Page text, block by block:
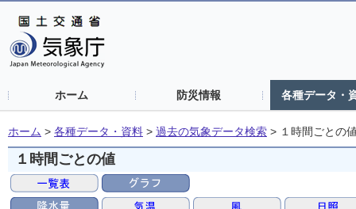
ホーム 防災情報 各種データ・
ホーム > 各種データ・資料 > 過去の気象データ検索 > １時間ごとの
１時間ごとの値